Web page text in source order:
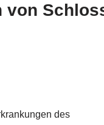
von
des